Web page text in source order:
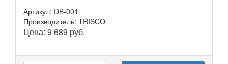
Артикул: DB-001
Производитель: TRISCO
Цена: 9 689 руб.